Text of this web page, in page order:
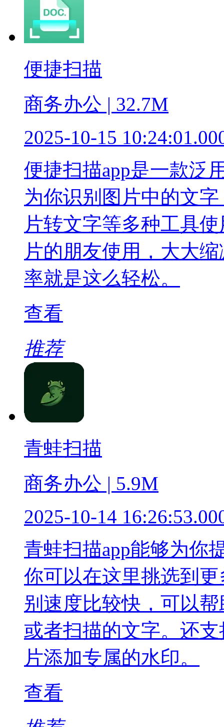
便捷扫描
商务办公 | 32.7M
2025-10-15
便捷扫描app是一款泛
为你识别图片中的文
片转文字等多种工具
片的朋友使用，大大
率就是这么轻松。
查看
推荐
青蛙扫描
商务办公 | 5.9M
2025-10-14
青蛙扫描app能够为你
你可以在这里挑选到
别速度比较快，可以
或者扫描的文字。还
片添加专属的水印。
查看